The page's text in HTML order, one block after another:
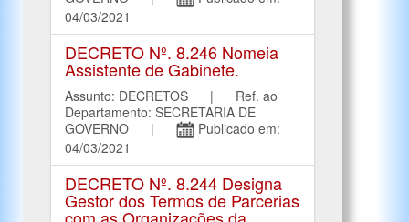
04/03/2021
DECRETO Nº. 8.246 Nomeia
Assistente de Gabinete.
Assunto: DECRETOS | Ref. ao
Departamento: SECRETARIA DE
GOVERNO |
Publicado em:
04/03/2021
DECRETO Nº. 8.244 Designa
Gestor dos Termos de Parcerias